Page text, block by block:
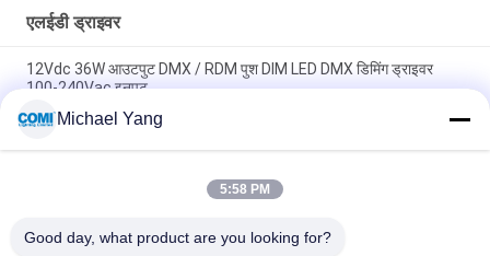
एलईडी ड्राइवर
12Vdc 36W आउटपुट DMX / RDM पुश DIM LED DMX डिमिंग ड्राइवर
100-240Vac इनपुट
24Vdc 75W DALI / पुश डिम DALI LED Dimmable ड्राइवर 110 -
240Vac इनपुट के साथ
110 - 240Vac इनपुट पीएफ के साथ 12V 75W आउटपुट DALI Dimmable
Michael Yang
5:58 PM
Good day, what product are you looking for?